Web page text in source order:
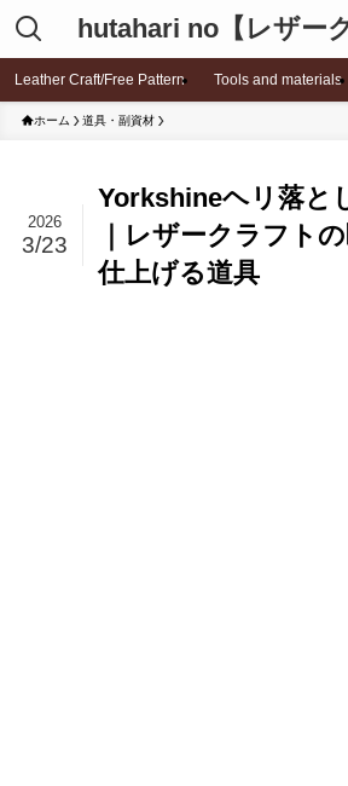
hutahari no【レザー
Leather Craft/Free Pattern Tools and materials
ホーム 道具・副資材
Yorkshineヘリ落と
｜レザークラフト
仕上げる道具
2026
3/23